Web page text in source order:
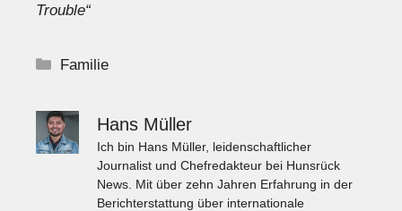
Trouble“
Kategorien
Familie
Hans Müller
Ich bin Hans Müller, leidenschaftlicher
Journalist und Chefredakteur bei Hunsrück
News. Mit über zehn Jahren Erfahrung in der
Berichterstattung über internationale